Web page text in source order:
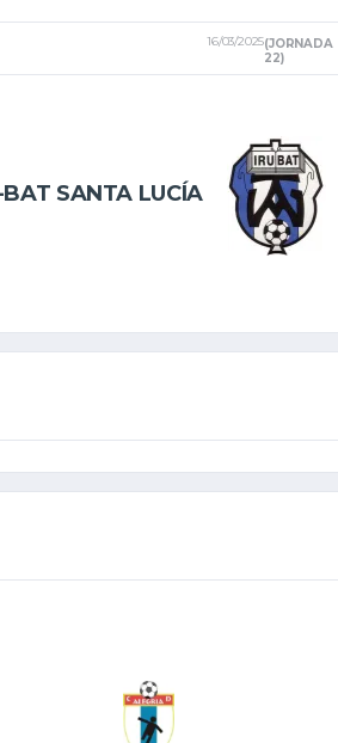
16/03/2025(JORNADA
22)
BAT SANTA LUCÍA